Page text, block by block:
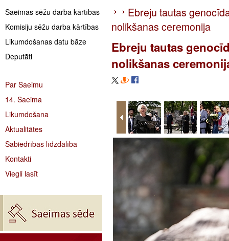
Saeimas sēžu darba kārtības
Komisiju sēžu darba kārtības
Likumdošanas datu bāze
Deputāti
Par Saeimu
14. Saeima
Likumdošana
Aktualitātes
Sabiedrības līdzdalība
Kontakti
Viegli lasīt
Ebreju tautas
nolikšanas ceremonija
Ebreju tautas
nolikšanas